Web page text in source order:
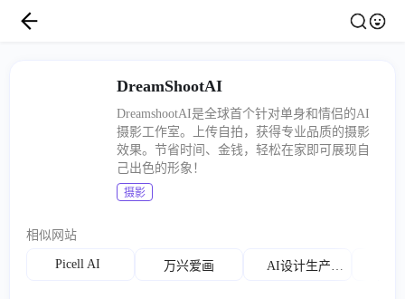
DreamShootAI
DreamshootAI是全球首个针对单身和情侣的AI
摄影工作室。上传自拍，获得专业品质的摄影
效果。节省时间、金钱，轻松在家即可展现自
己出色的形象！
摄影
相似网站
Picell AI 万兴爱画 AI设计生产力工具